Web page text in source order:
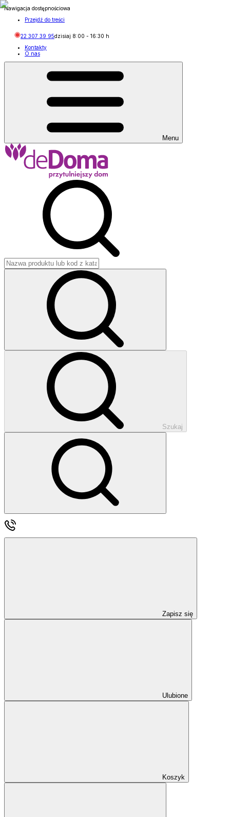
Nawigacja dostępnościowa
Przejdź do treści
22 307 39 95dzisiaj 8:00 - 16:30 h
Kontakty
O nas
Menu
Szukaj
Zapisz się
Ulubione
Koszyk